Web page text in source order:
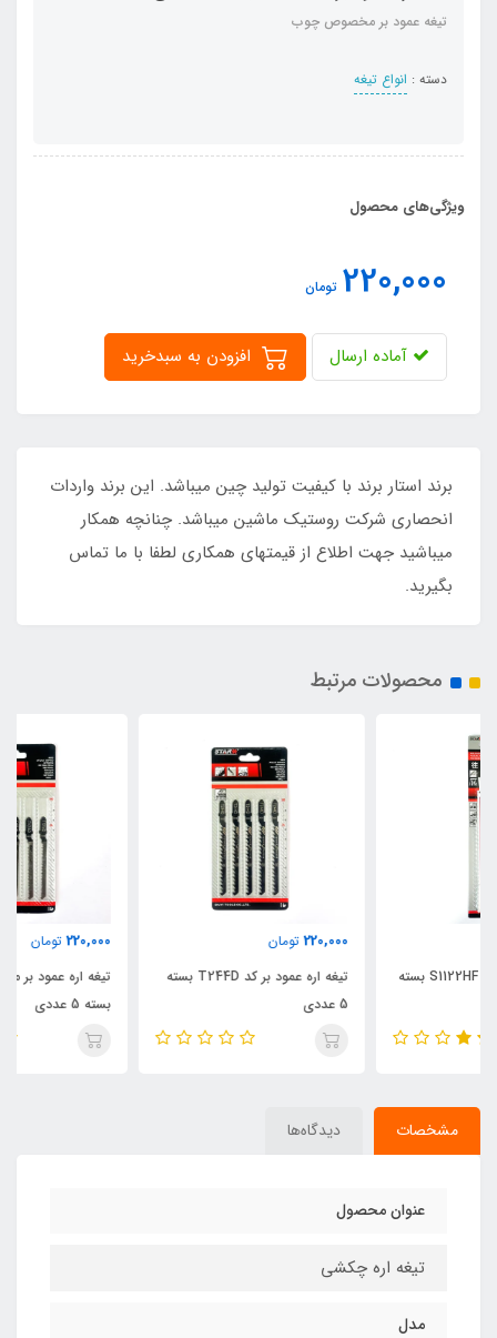
تیغه عمود بر مخصوص چوب
دسته : انواع تیغه
ویژگی‌های محصول
220,000 تومان
آماده ارسال
برند استار برند با کیفیت تولید چین میباشد. این برند واردات
انحصاری شرکت روستیک ماشین میباشد. چنانچه همکار
میباشید جهت اطلاع از قیمتهای همکاری لطفا با ما تماس
بگیرید.
محصولات مرتبط
تیغه اره عمود بر کد T244D بسته
تیغه اره عمود بر مخصوص MDF
مشخصات دیدگاه‌ها
عنوان محصول
تیغه اره چکشی
مدل